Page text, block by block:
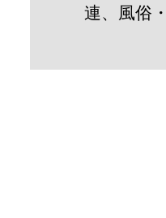
連、風俗